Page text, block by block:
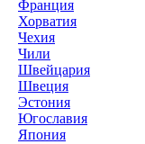
Франция
Хорватия
Чехия
Чили
Швейцария
Швеция
Эстония
Югославия
Япония